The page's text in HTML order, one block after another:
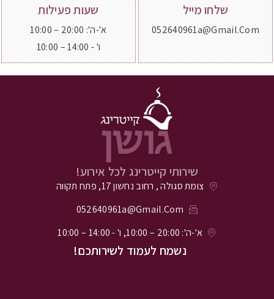
שלחו מייל
052640961a@gmail.com
שעות פעילות
א'-ה': 20:00 – 10:00
ו' - 14:00 – 10:00
שירותי קייטרינג לכל אירוע!
צומת סגולה , רחוב נחשון 17, פתח תקווה
052640961a@gmail.com
א'-ה': 20:00 – 10:00, ו' - 14:00 – 10:00
נשמח לעמוד לשירותכם!